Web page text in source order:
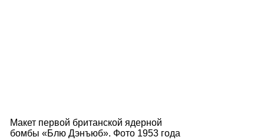
Макет первой британской ядерной
бомбы «Блю Дэнъюб». Фото 1953 года